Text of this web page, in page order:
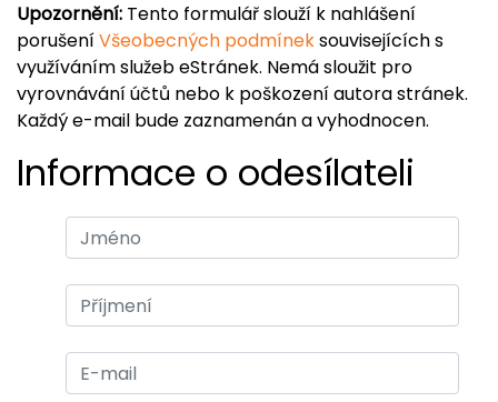
Upozornění: Tento formulář slouží k nahlášení
porušeníVšeobecných podmíneksouvisejících s
využíváním služeb eStránek. Nemá sloužit pro
vyrovnávání účtů nebo k poškození autora stránek.
Každý e-mail bude zaznamenán a vyhodnocen.
Informace o odesílateli